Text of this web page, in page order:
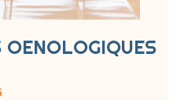
OENOLOGIQUES